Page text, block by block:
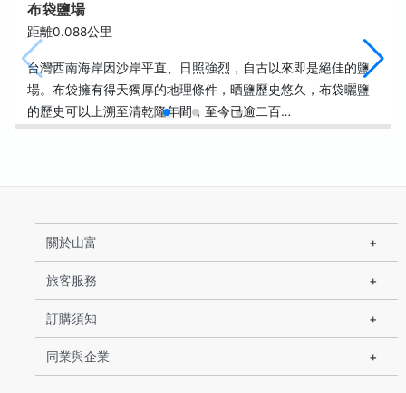
布袋鹽場
距離0.088公里
台灣西南海岸因沙岸平直、日照強烈，自古以來即是絕佳的鹽
場。布袋擁有得天獨厚的地理條件，晒鹽歷史悠久，布袋曬鹽
的歷史可以上溯至清乾隆年間，至今已逾二百…
關於山富
旅客服務
訂購須知
同業與企業